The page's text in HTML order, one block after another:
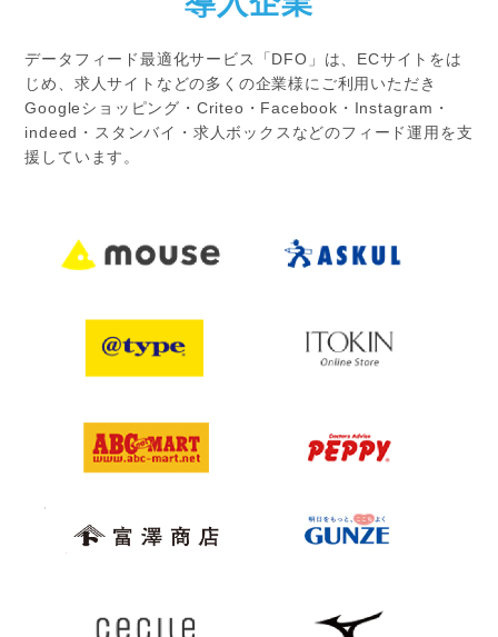
データフィード最適化サービス「DFO」は、ECサイトをは
じめ、 求人サイトなどの多くの企業様にご利用いただき
Googleショッピング・Criteo・Facebook・Instagram ・
indeed・スタンバイ・求人ボックスなどのフィード運用を支
援しています。